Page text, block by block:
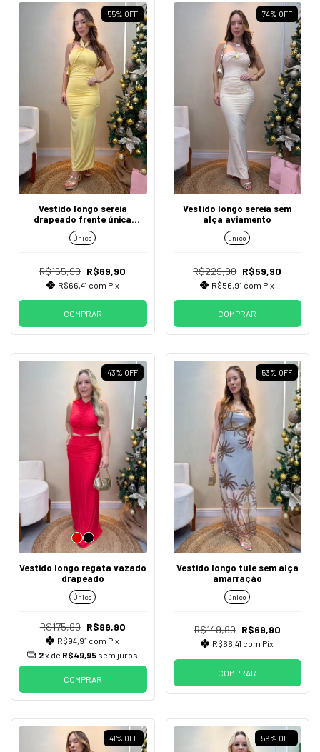
55% OFF
Vestido longo sereia
drapeado frente única
aviamento
Único
R$155,90 R$69,90
R$66,41 com Pix
COMPRAR
74% OFF
Vestido longo sereia sem
alça aviamento
único
R$229,90 R$59,90
R$56,91 com Pix
COMPRAR
43% OFF
Vestido longo regata vazado
drapeado
Único
R$175,90 R$99,90
R$94,91 com Pix
2x de R$49,95 sem juros
COMPRAR
53% OFF
Vestido longo tule sem alça
amarração
único
R$149,90 R$69,90
R$66,41 com Pix
COMPRAR
41% OFF 59% OFF